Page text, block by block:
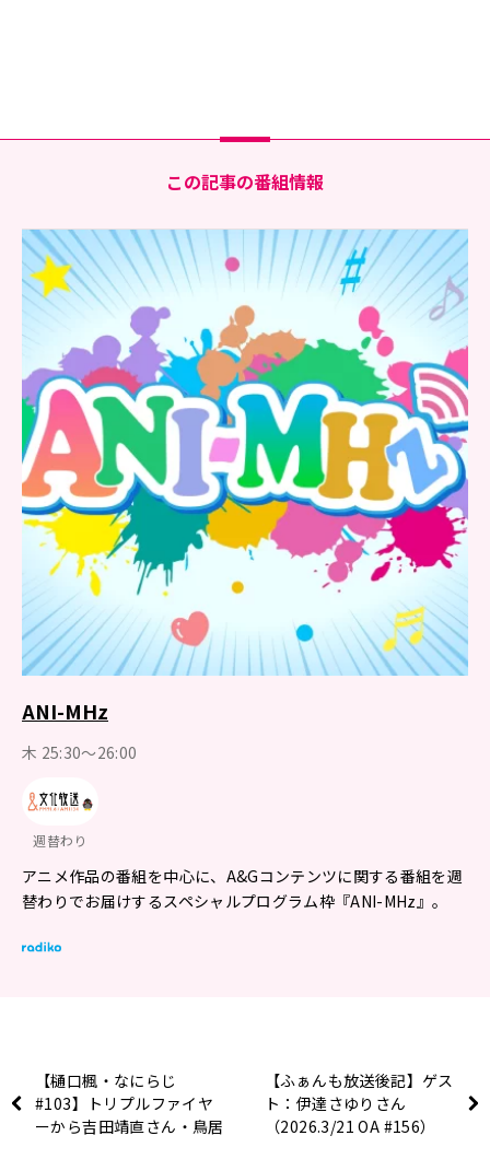
この記事の番組情報
ANI-MHz
木 25:30～26:00
週替わり
アニメ作品の番組を中心に、A&Gコンテンツに関する番組を週
替わりでお届けするスペシャルプログラム枠『ANI-MHz』。
【樋口楓・なにらじ
#103】トリプルファイヤ
ーから吉田靖直さん・鳥居
【ふぁんも放送後記】ゲス
ト：伊達さゆりさん
（2026.3/21 OA #156）